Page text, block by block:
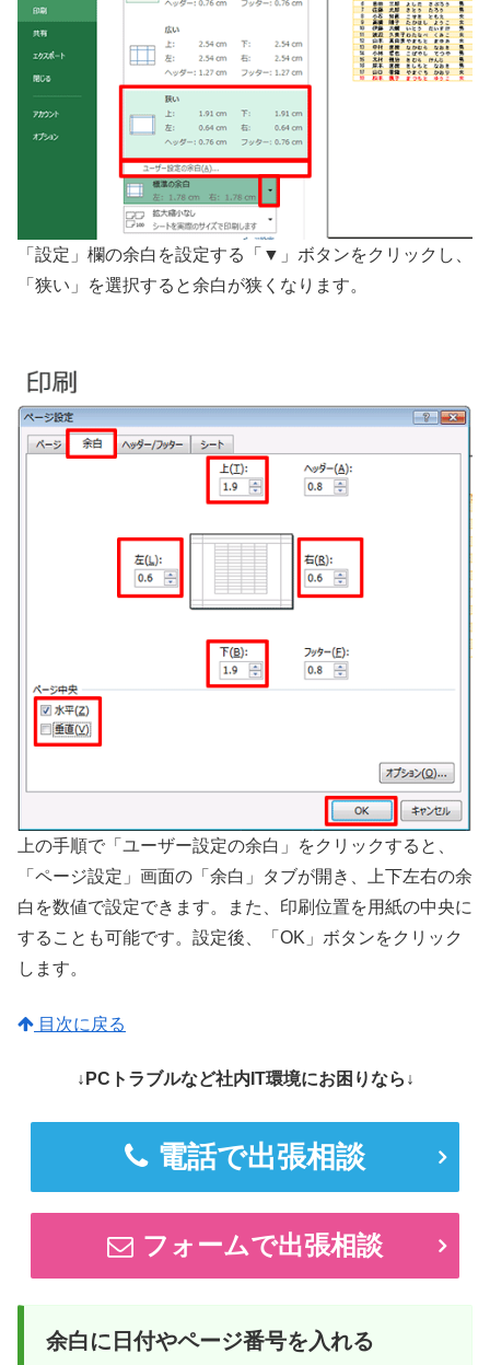
「設定」欄の余白を設定する「▼」ボタンをクリックし、
「狭い」を選択すると余白が狭くなります。
上の手順で「ユーザー設定の余白」をクリックすると、
「ページ設定」画面の「余白」タブが開き、上下左右の余
白を数値で設定できます。また、印刷位置を用紙の中央に
することも可能です。設定後、「OK」ボタンをクリック
します。
目次に戻る
↓PCトラブルなど社内IT環境にお困りなら↓
電話で出張相談
フォームで出張相談
余白に日付やページ番号を入れる